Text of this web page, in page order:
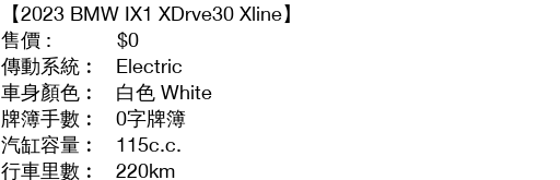
【2023 BMW IX1 XDrve30 Xline】
售價 : $0
傳動系統︰ Electric
車身顏色︰ 白色 White
牌簿手數︰ 0字牌簿
汽缸容量︰ 115c.c.
行車里數︰ 220km